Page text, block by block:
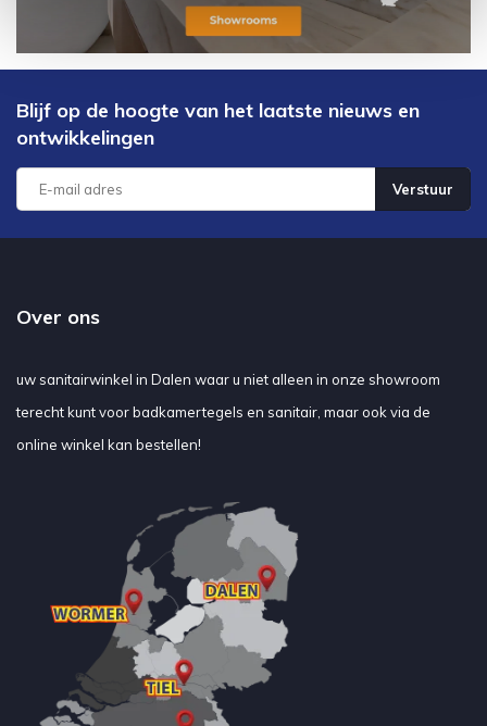
Blijf op de hoogte van het laatste nieuws en
ontwikkelingen
Verstuur
Over ons
uw sanitairwinkel in Dalen waar u niet alleen in onze showroom
terecht kunt voor badkamertegels en sanitair, maar ook via de
online winkel kan bestellen!